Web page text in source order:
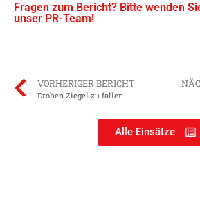
Fragen zum Bericht? Bitte wenden
unser PR-Team!
VORHERIGER BERICHT
Drohen Ziegel zu fallen
Alle Einsätze